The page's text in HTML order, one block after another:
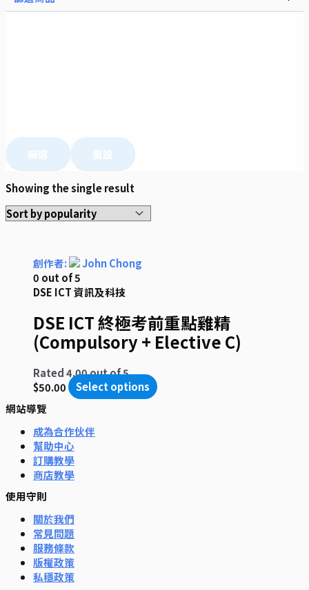
篩選 重設
Showing the single result
創作者:
John Chong
0 out of 5
DSE ICT 資訊及科技
DSE ICT 終極考前重點雞精
(Compulsory + Elective C)
Rated4.00out of 5
$50.00
Select options
網站導覽
成為合作伙伴
幫助中心
訂購教學
商店教學
使用守則
關於我們
常見問題
服務條款
版權政策
私穩政策